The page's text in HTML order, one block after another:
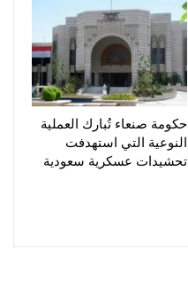
حكومة صنعاء تُبارك العملية
النوعية التي استهدفت
تحشيدات عسكرية سعودية